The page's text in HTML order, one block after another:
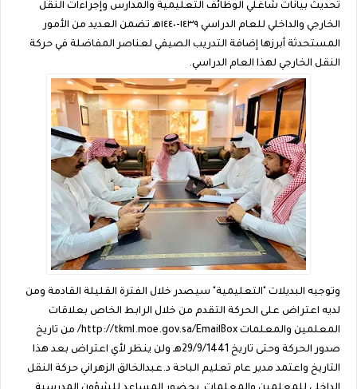
تحديث بيانات شاغلي الوظائف التعليمية والمدارس وإجراءات النقل
الخارجي والداخلي للعام الدراسي ١٤٣٩-١٤٤٠هـ تضمن العديد من الأمور
المستحدثة أبرزها إضافة التدريب الصيفي لعناصر المفاضلة في حركة
النقل الخارجي لهذا العام الدراسي.
وتوجيه البديلات "التعليمية" سيصدر خلال الفترة القليلة القادمة ومن
لديه اعتراض على الحركة التقدم من خلال الرابط الخاص بعلاقات
المعلمين والمعلمات http://tkml.moe.gov.sa/EmailBox/ من تاريخ
صدور الحركة وحتى تاريخ 29/9/1441هـ ولن ينظر لأي اعتراض بعد هذا
التاريخ واعتمد مدير عام تعليم الباحة د.عبدالخالق الزهراني حركة النقل